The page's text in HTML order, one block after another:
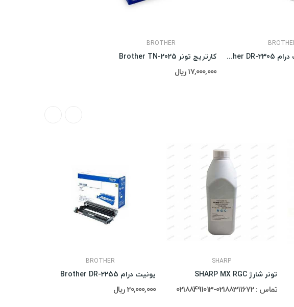
BROTHER
کارتریج تونر Brother TN-2025
17,000,000 ریال
کارتریج یونیت درام Brother DR-2305
BROTHER
یونیت درام Brother DR-2255
20,000,000 ریال
SHARP
تونر شارژ SHARP MX RGC
تماس : 02188311672-02188491013